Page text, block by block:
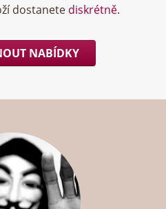
dostanete diskrétně.
NABÍDKY